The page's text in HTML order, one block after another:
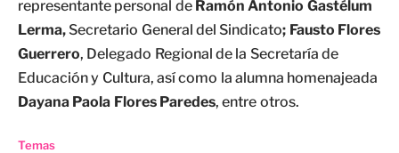
representante personal de Ramón Antonio Gastélum
Lerma, Secretario General del Sindicato; Fausto Flores
Guerrero, Delegado Regional de la Secretaría de
Educación y Cultura, así como la alumna homenajeada
Dayana Paola Flores Paredes, entre otros.
Temas